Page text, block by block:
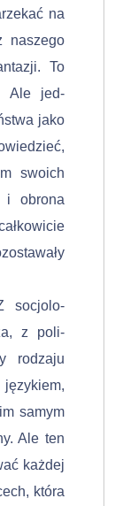
na
na­szego
To
Ale jed­
jako
swoich
i obrona
socjolo­
z poli­
rodzaju
językiem,
samym
Ale ten
każ­dej
która